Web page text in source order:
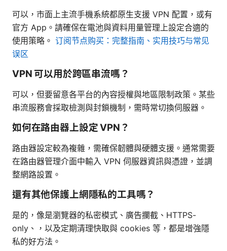
可以，市面上主流手機系統都原生支援 VPN 配置，或有
官方 App。請確保在電池與資料用量管理上設定合適的
使用策略。 订阅节点购买：完整指南、实用技巧与常见
误区
VPN 可以用於跨區串流嗎？
可以，但要留意各平台的內容授權與地區限制政策。某些
串流服務會採取檢測與封鎖機制，需時常切換伺服器。
如何在路由器上設定 VPN？
路由器設定較為複雜，需確保韌體與硬體支援。通常需要
在路由器管理介面中輸入 VPN 伺服器資訊與憑證，並調
整網路設置。
還有其他保護上網隱私的工具嗎？
是的，像是瀏覽器的私密模式、廣告攔截、HTTPS-
only、，以及定期清理快取與 cookies 等，都是增強隱
私的好方法。